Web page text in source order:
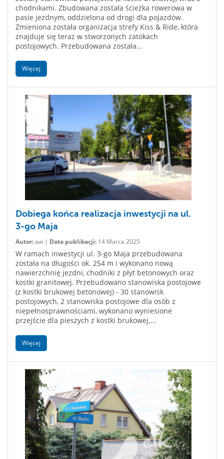
chodnikami. Zbudowana została ścieżka rowerowa w
pasie jezdnym, oddzielona od drogi dla pojazdów.
Zmieniona została organizacja strefy Kiss & Ride, która
znajduje się teraz w stworzonych zatokach
postojowych. Przebudowana została...
Więcej
Dobiega końca realizacja inwestycji na ul.
3-go Maja
Autor:aw | Data publikacji: 14 Marca 2025
W ramach inwestycji ul. 3-go Maja przebudowana
została na długości ok. 254 m i wykonano nową
nawierzchnię jezdni, chodniki z płyt betonowych oraz
kostki granitowej. Przebudowano stanowiska postojowe
(z kostki brukowej betonowej) - 30 stanowisk
postojowych, 2 stanowiska postojowe dla osób z
niepełnosprawnościami, wykonano wyniesione
przejście dla pieszych z kostki brukowej....
Więcej